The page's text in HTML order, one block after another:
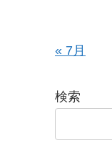
« 7月
検索